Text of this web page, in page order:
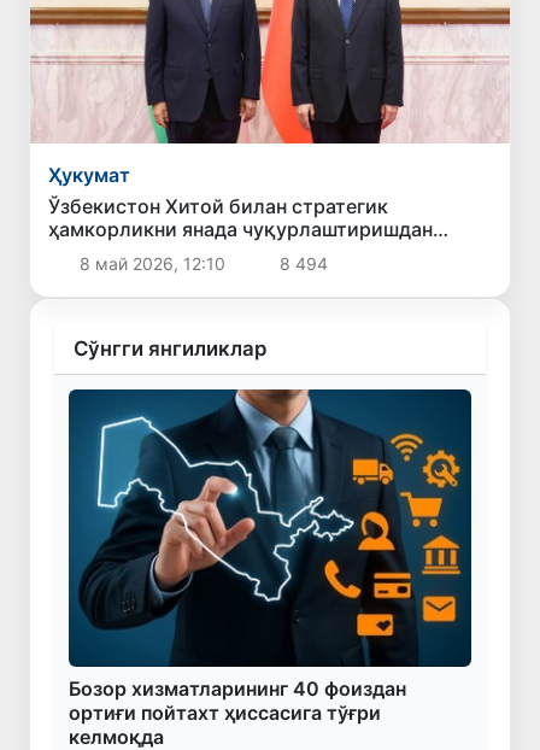
Ҳукумат
Ўзбекистон Хитой билан стратегик
ҳамкорликни янада чуқурлаштиришдан
манфаатдорлигини билдирди
8 май 2026, 12:10 8 494
Сўнгги янгиликлар
Бозор хизматларининг 40 фоиздан
ортиғи пойтахт ҳиссасига тўғри
келмоқда